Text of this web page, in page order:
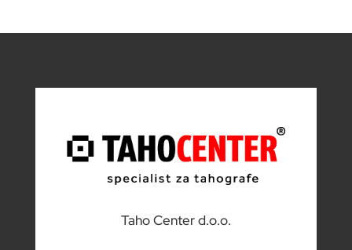
Taho Center d.o.o.